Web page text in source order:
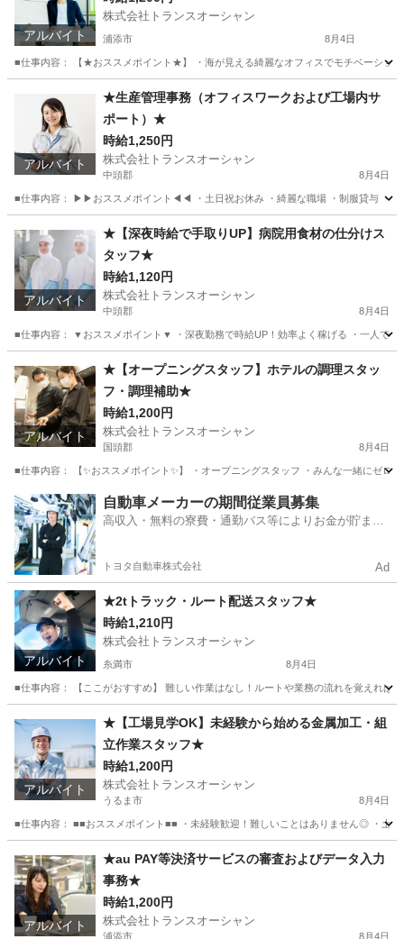
アルバイト
株式会社トランスオーシャン
浦添市 8月4日
■仕事内容： 【★おススメポイント★】 ・海が見える綺麗なオフィスでモチベーショ
一般事務 立体駐車場
アルバイト
★生産管理事務（オフィスワークおよび工場内サ
ポート）★
時給1,250円
株式会社トランスオーシャン
中頭郡 8月4日
■仕事内容： ▶▶おススメポイント◀◀ ・土日祝お休み ・綺麗な職場 ・制服貸与 ・頑
その他 スタッフ
アルバイト
★【深夜時給で手取りUP】病院用食材の仕分けス
タッフ★
時給1,120円
株式会社トランスオーシャン
中頭郡 8月4日
■仕事内容： ▼おススメポイント▼ ・深夜勤務で時給UP！効率よく稼げる ・一
工場 スタッフ
アルバイト
★【オープニングスタッフ】ホテルの調理スタッ
フ・調理補助★
時給1,200円
株式会社トランスオーシャン
国頭郡 8月4日
■仕事内容： 【✨おススメポイント✨】 ・オープニングスタッフ ・みんな一緒にゼ
沖縄 国頭郡 キッチン スタッフ
自動車メーカーの期間従業員募集
高収入・無料の寮費・通勤バス等によりお金が貯まり
トヨタ自動車株式会社 Ad
アルバイト
★2tトラック・ルート配送スタッフ★
時給1,210円
株式会社トランスオーシャン
糸満市 8月4日
■仕事内容： 【ここがおすすめ】 難しい作業はなし！ルートや業務の流れを覚えれ
配送 スタッフ
アルバイト
★【工場見学OK】未経験から始める金属加工・組
立作業スタッフ★
時給1,200円
株式会社トランスオーシャン
うるま市 8月4日
■仕事内容： ■■おススメポイント■■ ・未経験歓迎！難しいことはありません◎ ・土
スタッフ
アルバイト
★au PAY等決済サービスの審査およびデータ入力
事務★
時給1,200円
株式会社トランスオーシャン
浦添市 8月4日